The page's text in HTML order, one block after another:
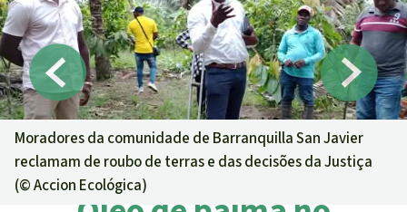
Petições
Projetos
Informar
Informar
Quem somos
A sua doação ajuda
Doação geral
Doar para um tema
Proteção de florestas
Doar para uma região
Moradores da comunidade de Barranquilla San Javier
reclamam de roubo de terras e das decisões da Justiça
(©Accion Ecológica)